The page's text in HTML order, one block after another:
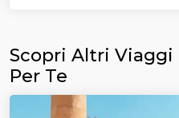
Scopri Altri Viaggi
Per Te